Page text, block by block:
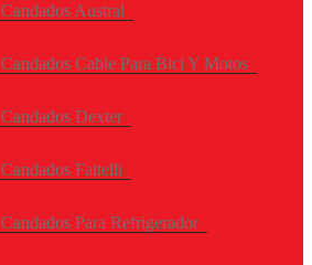
Candados Austral
Candados Cable Para Bici Y Motos
Candados Dexter
Candados Faitelli
Candados Para Refrigerador